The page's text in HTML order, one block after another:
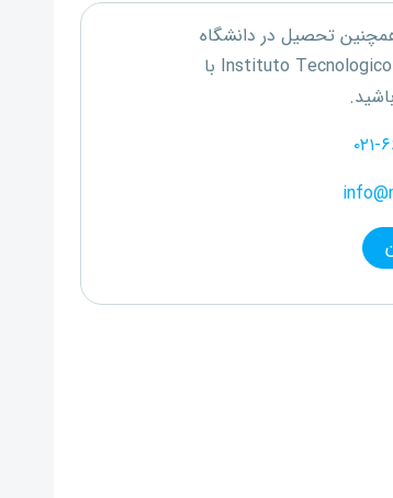
همچنین تحصیل در دانشگاه
Instituto با